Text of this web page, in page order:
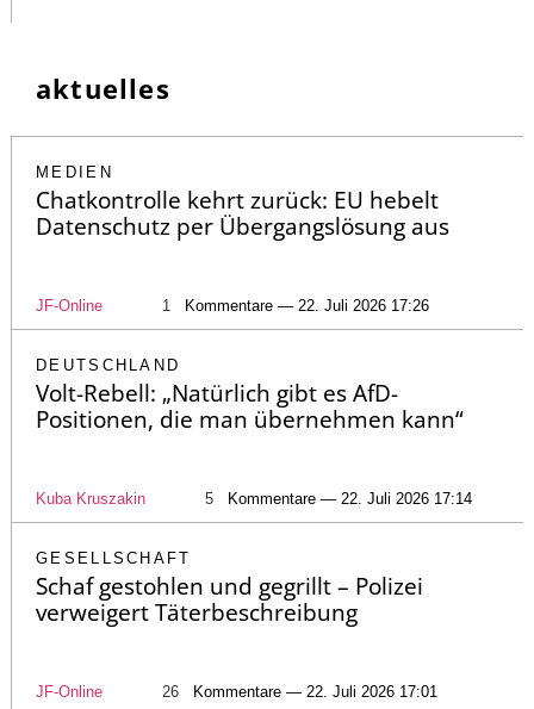
aktuelles
MEDIEN
Chatkontrolle kehrt zurück: EU hebelt
Datenschutz per Übergangslösung aus
JF-Online 1 Kommentare — 22. Juli 2026 17:26
DEUTSCHLAND
Volt-Rebell: „Natürlich gibt es AfD-
Positionen, die man übernehmen kann“
Kuba Kruszakin 5 Kommentare — 22. Juli 2026 17:14
GESELLSCHAFT
Schaf gestohlen und gegrillt – Polizei
verweigert Täterbeschreibung
JF-Online 26 Kommentare — 22. Juli 2026 17:01